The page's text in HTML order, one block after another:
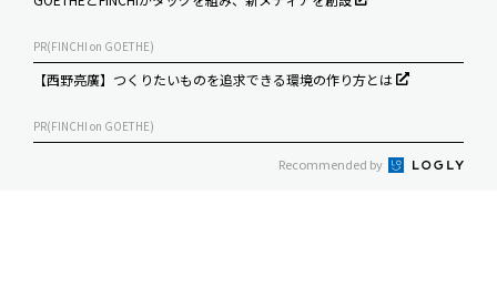
PR(FINCHI on GOETHE)
【西野亮廣】つくりたいものを追求できる環境の作り方とは
PR(FINCHI on GOETHE)
Recommended by